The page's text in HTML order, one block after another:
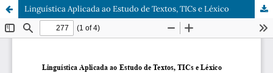
Linguística Aplicada ao Estudo de Textos, TICs e Léxico